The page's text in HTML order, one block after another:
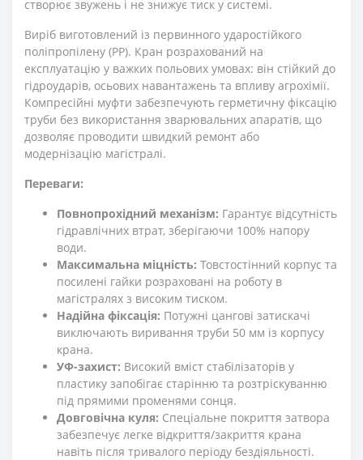
створює звужень і не знижує тиск у системі.
Виріб виготовлений із первинного ударостійкого
поліпропілену (РР). Кран розрахований на
експлуатацію у важких польових умовах: він стійкий до
гідроударів, осьових навантажень та впливу агрохімії.
Компресійні муфти забезпечують герметичну фіксацію
труби без використання зварювальних апаратів, що
дозволяє проводити швидкий ремонт або
модернізацію магістралі.
Переваги:
Повнопрохідний механізм: Гарантує відсутність
гідравлічних втрат, зберігаючи 100% напору
води.
Максимальна міцність: Товстостінний корпус та
посилені гайки розраховані на роботу в
магістралях з високим тиском.
Надійна фіксація: Потужні цангові затискачі
виключають виривання труби 50 мм із корпусу
крана.
УФ-захист: Високий вміст стабілізаторів у
пластику запобігає старінню та розтріскуванню
під прямими променями сонця.
Довговічна куля: Спеціальне покриття затвора
забезпечує легке відкриття/закриття крана
навіть після тривалого періоду бездіяльності.